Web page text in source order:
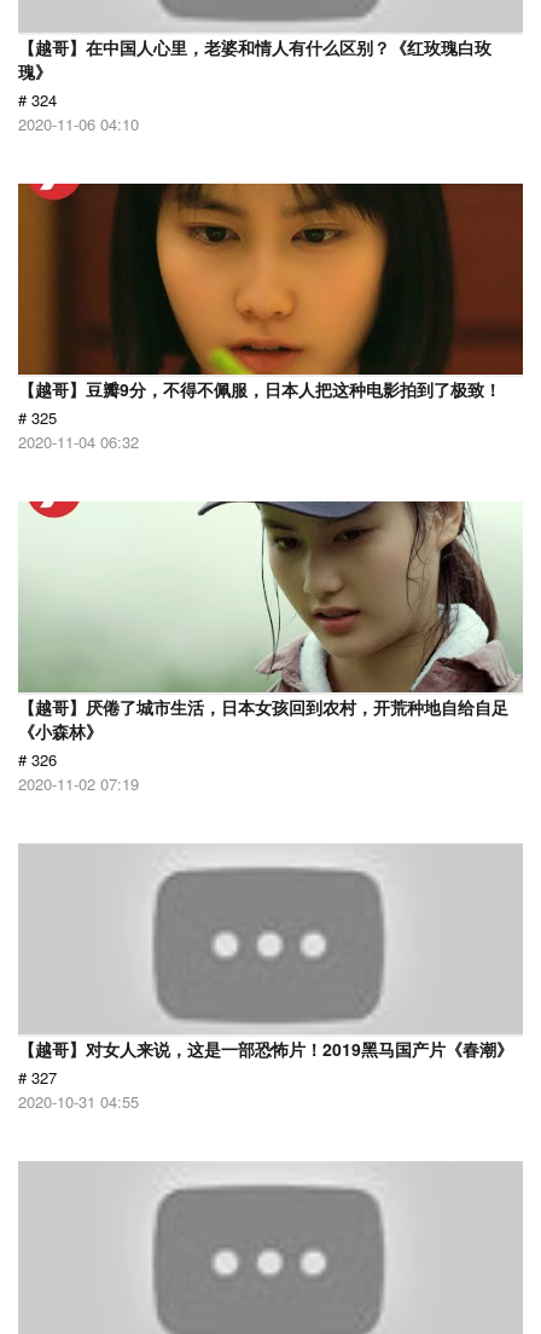
【越哥】在中国人心里，老婆和情人有什么区别？《红玫瑰白玫
瑰》
# 324
2020-11-06 04:10
【越哥】豆瓣9分，不得不佩服，日本人把这种电影拍到了极致！
# 325
2020-11-04 06:32
【越哥】厌倦了城市生活，日本女孩回到农村，开荒种地自给自足
《小森林》
# 326
2020-11-02 07:19
【越哥】对女人来说，这是一部恐怖片！2019黑马国产片《春潮》
# 327
2020-10-31 04:55